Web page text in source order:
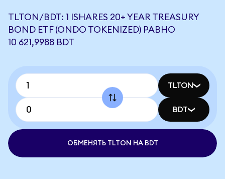
TLTON/BDT: 1 ISHARES 20+ YEAR TREASURY
BOND ETF (ONDO TOKENIZED) РАВНО
10 621,9988 BDT
TLTON
BDT
ОБМЕНЯТЬ TLTON НА BDT